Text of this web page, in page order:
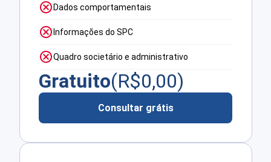
Dados comportamentais
Informações do SPC
Quadro societário e administrativo
Gratuito(R$0,00)
Consultar grátis